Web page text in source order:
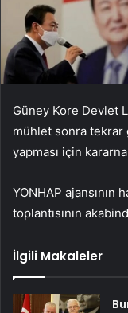
Güney Kore Devlet
mühlet sonra tekrar
yapması için
YONHAP ajansının
toplantısının
İlgili Makaleler